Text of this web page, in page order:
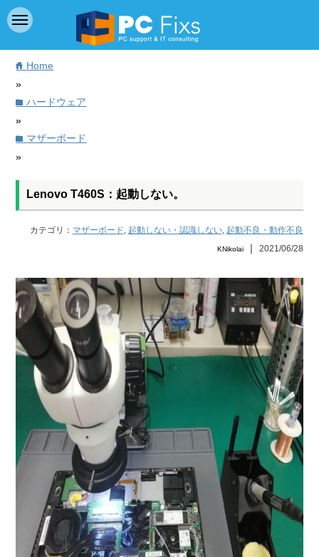
home Home
»
folderハードウェア
»
folder マザーボード
»
Lenovo T460S：起動しない。
カテゴリ： マザーボード, 起動しない・認識しない, 起動不良・動作不良
KNikolai｜ 2021/06/28